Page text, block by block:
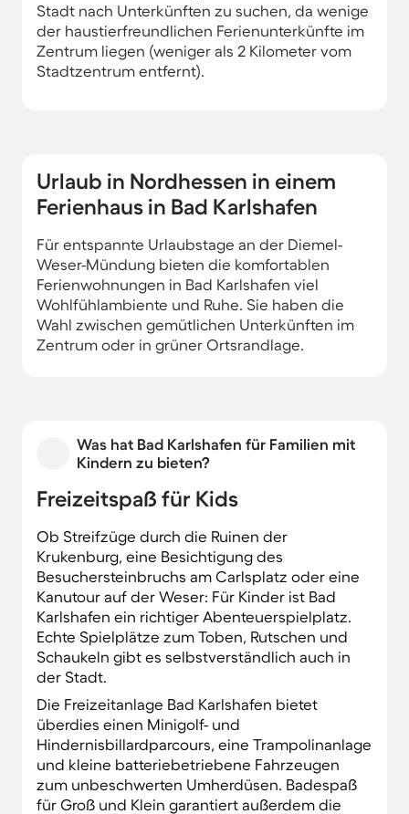
Stadt nach Unterkünften zu suchen, da wenige
der haustierfreundlichen Ferienunterkünfte im
Zentrum liegen (weniger als 2 Kilometer vom
Stadtzentrum entfernt).
Urlaub in Nordhessen in einem
Ferienhaus in Bad Karlshafen
Für entspannte Urlaubstage an der Diemel-
Weser-Mündung bieten die komfortablen
Ferienwohnungen in Bad Karlshafen viel
Wohlfühlambiente und Ruhe. Sie haben die
Wahl zwischen gemütlichen Unterkünften im
Zentrum oder in grüner Ortsrandlage.
Was hat Bad Karlshafen für Familien mit
Kindern zu bieten?
Freizeitspaß für Kids
Ob Streifzüge durch die Ruinen der
Krukenburg, eine Besichtigung des
Besuchersteinbruchs am Carlsplatz oder eine
Kanutour auf der Weser: Für Kinder ist Bad
Karlshafen ein richtiger Abenteuerspielplatz.
Echte Spielplätze zum Toben, Rutschen und
Schaukeln gibt es selbstverständlich auch in
der Stadt.
Die Freizeitanlage Bad Karlshafen bietet
überdies einen Minigolf- und
Hindernisbillardparcours, eine Trampolinanlage
und kleine batteriebetriebene Fahrzeugen
zum unbeschwerten Umherdüsen. Badespaß
für Groß und Klein garantiert außerdem die